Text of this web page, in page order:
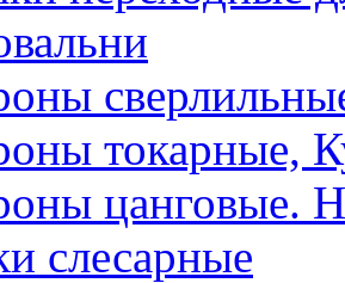
токарные,
цанговые.
слесарные